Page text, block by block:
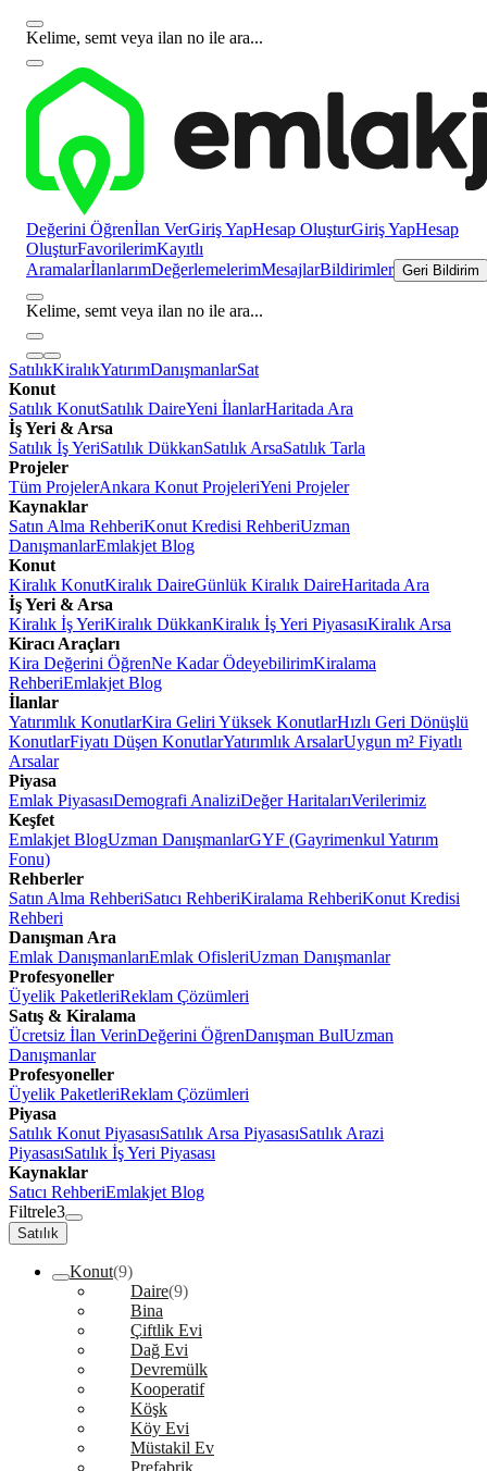
Kelime, semt veya ilan no ile ara...
Değerini Öğrenİlan VerGiriş YapHesap OluşturGiriş YapHesap
OluşturFavorilerimKayıtlı
AramalarİlanlarımDeğerlemelerimMesajlarBildirimler Geri Bildirim
Kelime, semt veya ilan no ile ara...
SatılıkKiralıkYatırımDanışmanlarSat
Konut
Satılık KonutSatılık DaireYeni İlanlarHaritada Ara
İş Yeri & Arsa
Satılık İş YeriSatılık DükkanSatılık ArsaSatılık Tarla
Projeler
Tüm ProjelerAnkara Konut ProjeleriYeni Projeler
Kaynaklar
Satın Alma RehberiKonut Kredisi RehberiUzman
DanışmanlarEmlakjet Blog
Konut
Kiralık KonutKiralık DaireGünlük Kiralık DaireHaritada Ara
İş Yeri & Arsa
Kiralık İş YeriKiralık DükkanKiralık İş Yeri PiyasasıKiralık Arsa
Kiracı Araçları
Kira Değerini ÖğrenNe Kadar ÖdeyebilirimKiralama
RehberiEmlakjet Blog
İlanlar
Yatırımlık KonutlarKira Geliri Yüksek KonutlarHızlı Geri Dönüşlü
KonutlarFiyatı Düşen KonutlarYatırımlık ArsalarUygun m² Fiyatlı
Arsalar
Piyasa
Emlak PiyasasıDemografi AnaliziDeğer HaritalarıVerilerimiz
Keşfet
Emlakjet BlogUzman DanışmanlarGYF (Gayrimenkul Yatırım
Fonu)
Rehberler
Satın Alma RehberiSatıcı RehberiKiralama RehberiKonut Kredisi
Rehberi
Danışman Ara
Emlak DanışmanlarıEmlak OfisleriUzman Danışmanlar
Profesyoneller
Üyelik PaketleriReklam Çözümleri
Satış & Kiralama
Ücretsiz İlan VerinDeğerini ÖğrenDanışman BulUzman
Danışmanlar
Profesyoneller
Üyelik PaketleriReklam Çözümleri
Piyasa
Satılık Konut PiyasasıSatılık Arsa PiyasasıSatılık Arazi
PiyasasıSatılık İş Yeri Piyasası
Kaynaklar
Satıcı RehberiEmlakjet Blog
Filtrele3
Satılık
Konut(9)
Daire(9)
Bina
Çiftlik Evi
Dağ Evi
Devremülk
Kooperatif
Köşk
Köy Evi
Müstakil Ev
Prefabrik